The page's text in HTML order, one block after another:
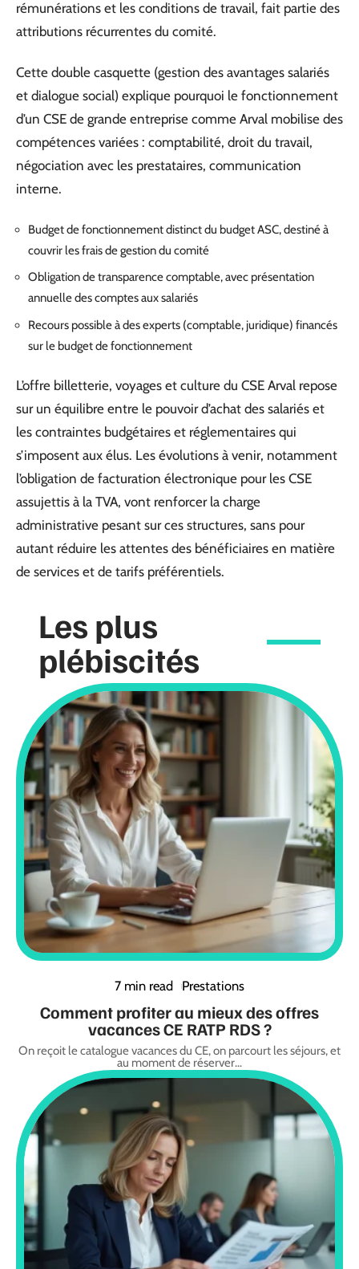
rémunérations et les conditions de travail, fait partie des
attributions récurrentes du comité.
Cette double casquette (gestion des avantages salariés
et dialogue social) explique pourquoi le fonctionnement
d’un CSE de grande entreprise comme Arval mobilise des
compétences variées : comptabilité, droit du travail,
négociation avec les prestataires, communication
interne.
Budget de fonctionnement distinct du budget ASC, destiné à
couvrir les frais de gestion du comité
Obligation de transparence comptable, avec présentation
annuelle des comptes aux salariés
Recours possible à des experts (comptable, juridique) financés
sur le budget de fonctionnement
L’offre billetterie, voyages et culture du CSE Arval repose
sur un équilibre entre le pouvoir d’achat des salariés et
les contraintes budgétaires et réglementaires qui
s’imposent aux élus. Les évolutions à venir, notamment
l’obligation de facturation électronique pour les CSE
assujettis à la TVA, vont renforcer la charge
administrative pesant sur ces structures, sans pour
autant réduire les attentes des bénéficiaires en matière
de services et de tarifs préférentiels.
Les plus
plébiscités
7 min read Prestations
Comment profiter au mieux des offres
vacances CE RATP RDS ?
On reçoit le catalogue vacances du CE, on parcourt les séjours, et
au moment de réserver…